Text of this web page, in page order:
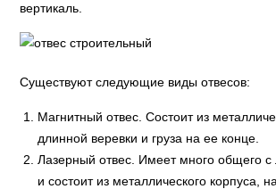
вертикаль.
Существуют следующие виды отвесов:
Магнитный отвес. Состоит из
длинной веревки и груза на ее конце.
Лазерный отвес. Имеет много общего с
и состоит из металлического корпуса,